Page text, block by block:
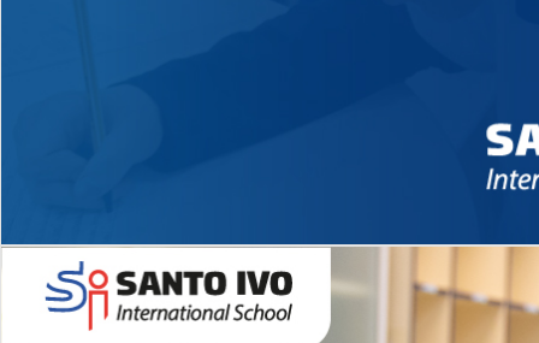
Novidades 2026 High School